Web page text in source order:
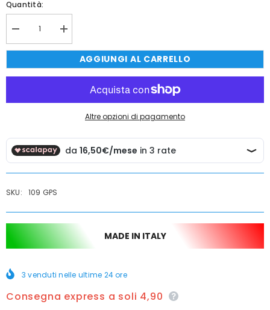
Quantità:
Diminuisci
quantità
per
idroscopino
doccetta
epoca
Aumenta
quantità
per
idroscopino
doccetta
epoca
flessibile
AGGIUNGI AL CARRELLO
Altre opzioni di pagamento
SKU: 109 GPS
MADE IN ITALY
3 venduti nelle ultime 24ore
Consegna express a soli 4,90